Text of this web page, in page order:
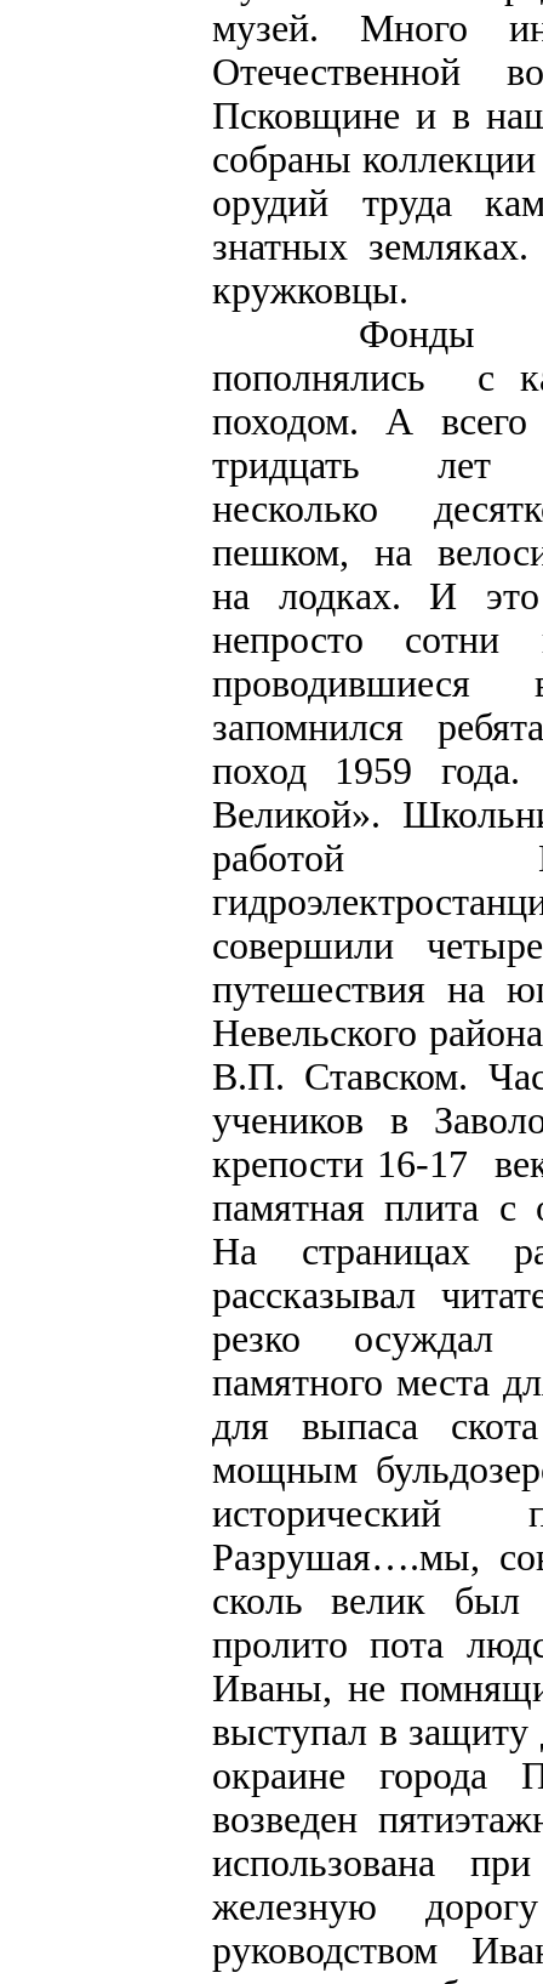
музей. Много
Отечественной
Псковщине и в
собраны
орудий труда
знатных
кружковцы.
Фонды
пополнялись с
походом. А
тридцать лет
несколько
пешком, на
на лодках. И
непросто
проводившиеся
запомнился
поход 1959
Великой».
работой
совершили
путешествия на
Невельского
В.П. Ставском.
учеников в
крепости 16-17
памятная плита с
На страницах
рассказывал
резко осуждал
памятного места
для выпаса
мощным
исторический
Разрушая….мы,
сколь велик
пролито пота
Иваны, не
выступал в защиту
окраине города
возведен
использована
железную
руководством